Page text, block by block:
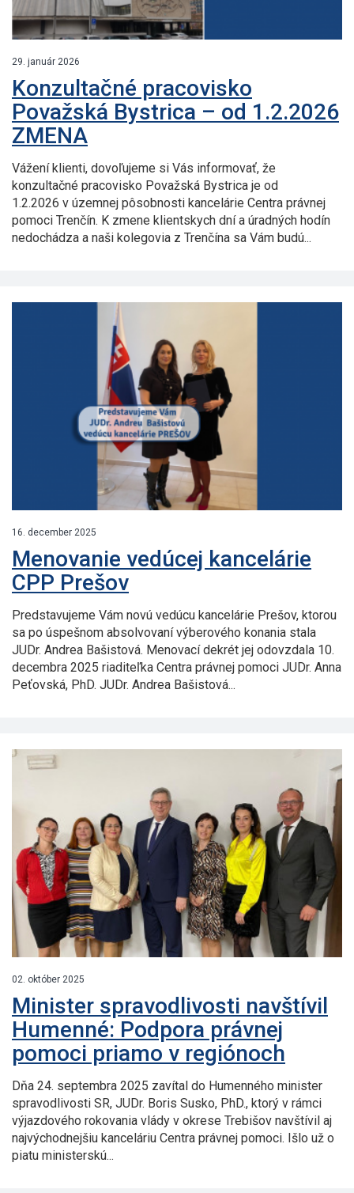
29. január 2026
Konzultačné pracovisko
Považská Bystrica – od 1.2.2026
ZMENA
Vážení klienti, dovoľujeme si Vás informovať, že
konzultačné pracovisko Považská Bystrica je od
1.2.2026 v územnej pôsobnosti kancelárie Centra právnej
pomoci Trenčín. K zmene klientskych dní a úradných hodín
nedochádza a naši kolegovia z Trenčína sa Vám budú...
16. december 2025
Menovanie vedúcej kancelárie
CPP Prešov
Predstavujeme Vám novú vedúcu kancelárie Prešov, ktorou
sa po úspešnom absolvovaní výberového konania stala
JUDr. Andrea Bašistová. Menovací dekrét jej odovzdala 10.
decembra 2025 riaditeľka Centra právnej pomoci JUDr. Anna
Peťovská, PhD. JUDr. Andrea Bašistová...
02. október 2025
Minister spravodlivosti navštívil
Humenné: Podpora právnej
pomoci priamo v regiónoch
Dňa 24. septembra 2025 zavítal do Humenného minister
spravodlivosti SR, JUDr. Boris Susko, PhD., ktorý v rámci
výjazdového rokovania vlády v okrese Trebišov navštívil aj
najvýchodnejšiu kanceláriu Centra právnej pomoci. Išlo už o
piatu ministerskú...